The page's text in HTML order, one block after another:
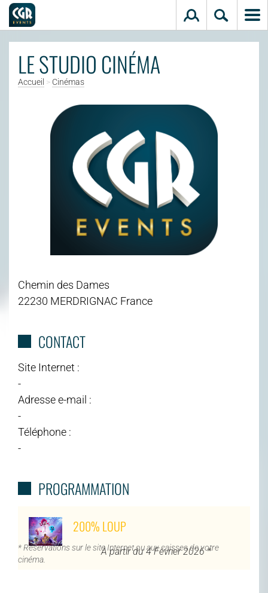
LE STUDIO CINÉMA
Accueil > Cinémas
Chemin des Dames
22230 MERDRIGNAC France
CONTACT
Site Internet :
-
Adresse e-mail :
-
Téléphone :
-
PROGRAMMATION
200% LOUP
À partir du 4 Février 2026 *
* Réservations sur le site Internet ou aux caisses de votre
cinéma.